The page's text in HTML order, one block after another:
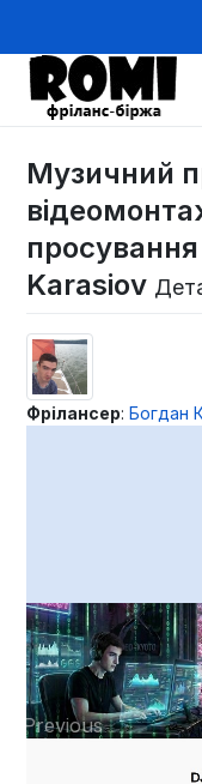
Музичний
Karasiov
Фрілансер:Богдан
Previous